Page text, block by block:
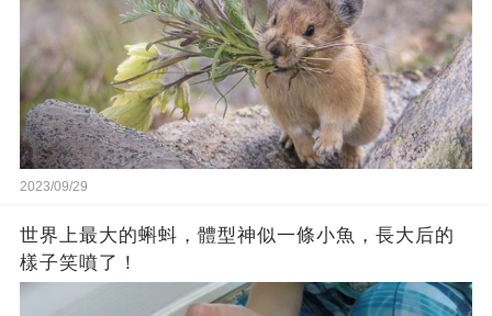
2023/09/29
世界上最大的蝌蚪，體型神似一條小魚，長大后的
樣子笑噴了！